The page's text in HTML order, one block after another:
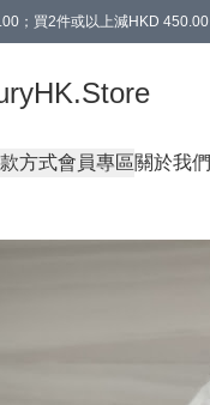
；買2件或以上減HKD 450.00
方式會員專區關於我們